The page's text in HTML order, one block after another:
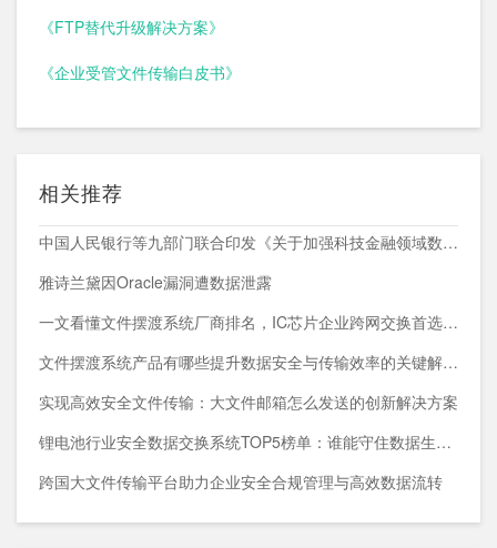
《FTP替代升级解决方案》
《企业受管文件传输白皮书》
相关推荐
中国人民银行等九部门联合印发《关于加强科技金融领域数据开发利用的通知》
雅诗兰黛因Oracle漏洞遭数据泄露
一文看懂文件摆渡系统厂商排名，IC芯片企业跨网交换首选方案
文件摆渡系统产品有哪些提升数据安全与传输效率的关键解决方案
实现高效安全文件传输：大文件邮箱怎么发送的创新解决方案
锂电池行业安全数据交换系统TOP5榜单：谁能守住数据生命线？
跨国大文件传输平台助力企业安全合规管理与高效数据流转